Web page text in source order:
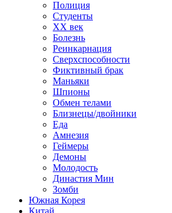
Полиция
Студенты
ХХ век
Болезнь
Реинкарнация
Сверхспособности
Фиктивный брак
Маньяки
Шпионы
Обмен телами
Близнецы/двойники
Еда
Амнезия
Геймеры
Демоны
Молодость
Династия Мин
Зомби
Южная Корея
Китай